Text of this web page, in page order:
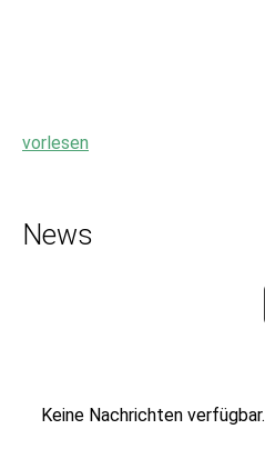
vorlesen
News
Keine Nachrichten verfügbar.